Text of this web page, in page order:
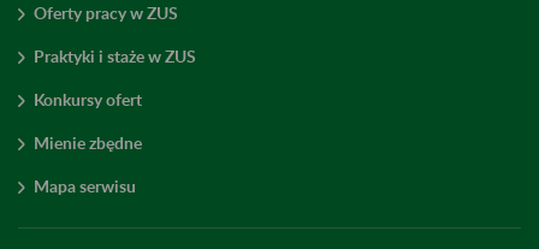
Oferty pracy w ZUS
Praktyki i staże w ZUS
Konkursy ofert
Mienie zbędne
Mapa serwisu